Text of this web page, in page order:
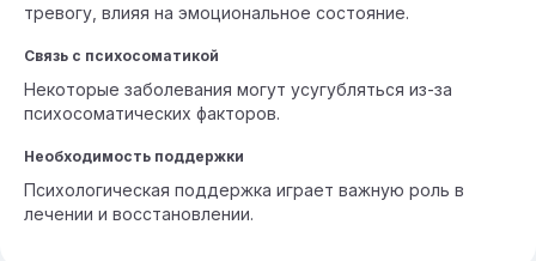
тревогу, влияя на эмоциональное состояние.
Связь с психосоматикой
Некоторые заболевания могут усугубляться из-за
психосоматических факторов.
Необходимость поддержки
Психологическая поддержка играет важную роль в
лечении и восстановлении.